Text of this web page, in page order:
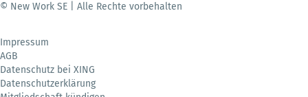
© New Work SE | Alle Rechte vorbehalten
Impressum
AGB
Datenschutz bei XING
Datenschutzerklärung